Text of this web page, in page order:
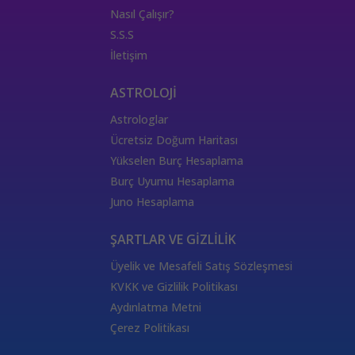
Ay gezegeni
JAAS Eğitimi
JAAS Danışmanlığı
Aziz Kart Anlamı
333 Kariyer Anlamı
burçların elementleri
değişken
yükselen burçların özellikleri
Satürn Balık burcunda
ThetaHealing seansı
Tarot Destesi
Venüs burcu
Satürn burcu
Nasıl Çalışır?
S.S.S
İletişim
ASTROLOJİ
Astrologlar
Ücretsiz Doğum Haritası
Yükselen Burç Hesaplama
Burç Uyumu Hesaplama
Juno Hesaplama
ŞARTLAR VE GİZLİLİK
Üyelik ve Mesafeli Satış Sözleşmesi
KVKK ve Gizlilik Politikası
Aydınlatma Metni
Çerez Politikası